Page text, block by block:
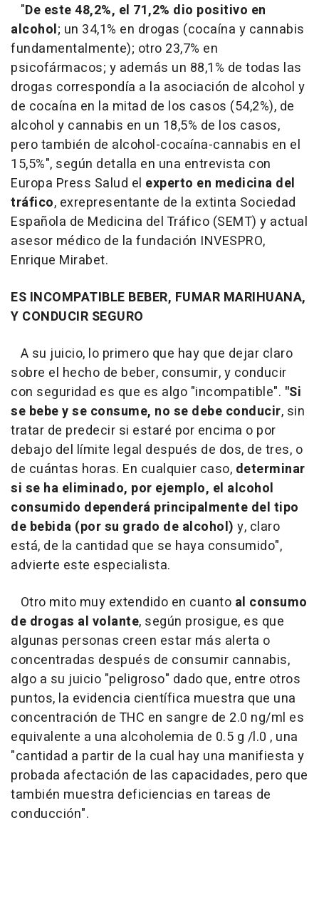
"De este 48,2%, el 71,2% dio positivo en
alcohol; un 34,1% en drogas (cocaína y cannabis
fundamentalmente); otro 23,7% en
psicofármacos; y además un 88,1% de todas las
drogas correspondía a la asociación de alcohol y
de cocaína en la mitad de los casos (54,2%), de
alcohol y cannabis en un 18,5% de los casos,
pero también de alcohol-cocaína-cannabis en el
15,5%", según detalla en una entrevista con
Europa Press Salud el experto en medicina del
tráfico, exrepresentante de la extinta Sociedad
Española de Medicina del Tráfico (SEMT) y actual
asesor médico de la fundación INVESPRO,
Enrique Mirabet.
ES INCOMPATIBLE BEBER, FUMAR MARIHUANA,
Y CONDUCIR SEGURO
A su juicio, lo primero que hay que dejar claro
sobre el hecho de beber, consumir, y conducir
con seguridad es que es algo "incompatible". "Si
se bebe y se consume, no se debe conducir, sin
tratar de predecir si estaré por encima o por
debajo del límite legal después de dos, de tres, o
de cuántas horas. En cualquier caso, determinar
si se ha eliminado, por ejemplo, el alcohol
consumido dependerá principalmente del tipo
de bebida (por su grado de alcohol) y, claro
está, de la cantidad que se haya consumido",
advierte este especialista.
Otro mito muy extendido en cuanto al consumo
de drogas al volante, según prosigue, es que
algunas personas creen estar más alerta o
concentradas después de consumir cannabis,
algo a su juicio "peligroso" dado que, entre otros
puntos, la evidencia científica muestra que una
concentración de THC en sangre de 2.0 ng/ml es
equivalente a una alcoholemia de 0.5 g /l.0 , una
"cantidad a partir de la cual hay una manifiesta y
probada afectación de las capacidades, pero que
también muestra deficiencias en tareas de
conducción".